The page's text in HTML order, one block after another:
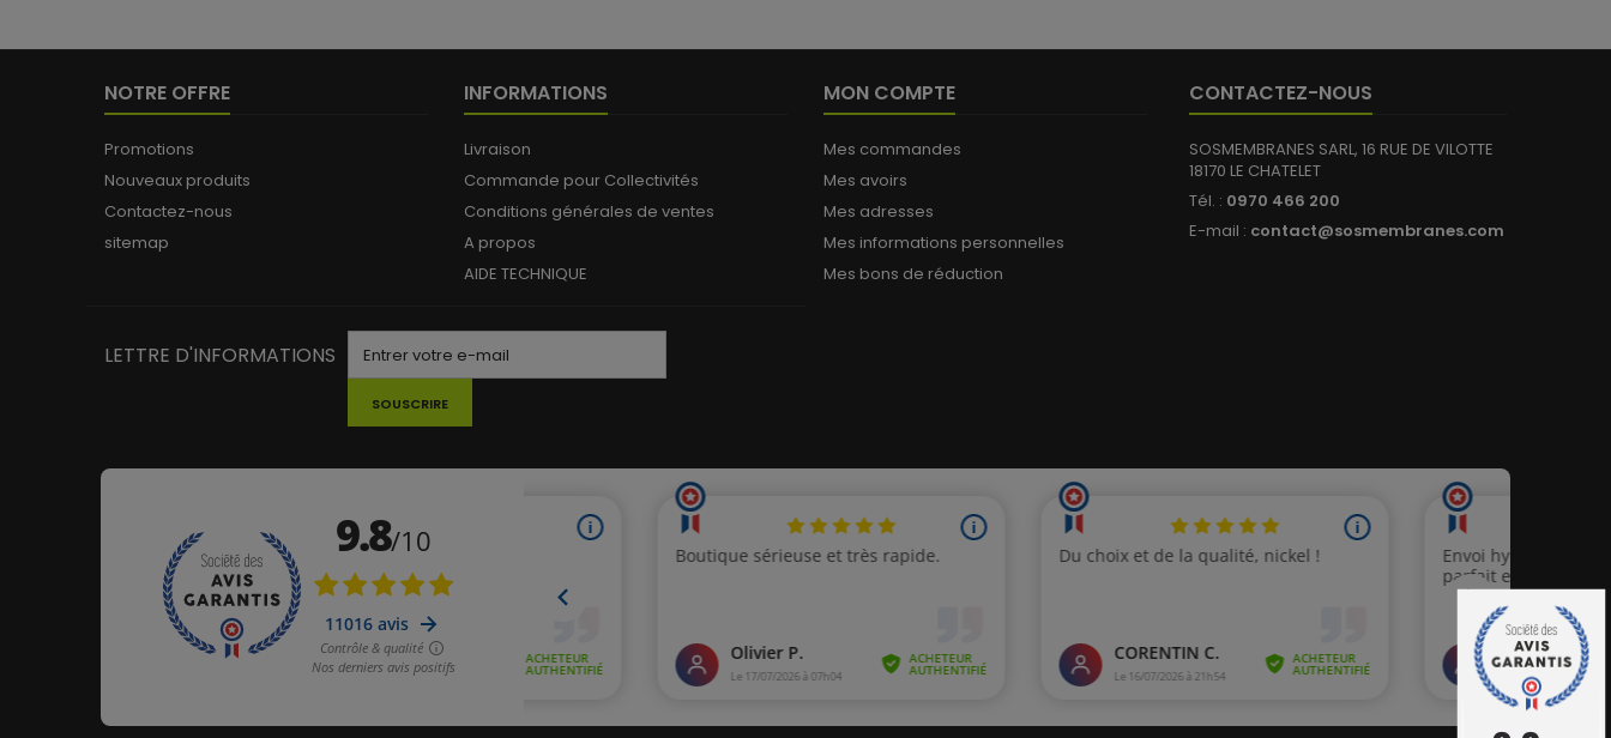
NOTRE OFFRE
Promotions
Nouveaux produits
Contactez-nous
sitemap
INFORMATIONS
Livraison
Commande pour Collectivités
Conditions générales de ventes
A propos
AIDE TECHNIQUE
MON COMPTE
Mes commandes
Mes avoirs
Mes adresses
Mes informations personnelles
Mes bons de réduction
CONTACTEZ-NOUS
SOSMEMBRANES SARL, 16 RUE DE VILOTTE
18170 LE CHATELET
Tél. : 0970 466 200
E-mail : contact@sosmembranes.com
LETTRE D'INFORMATIONS
SOUSCRIRE